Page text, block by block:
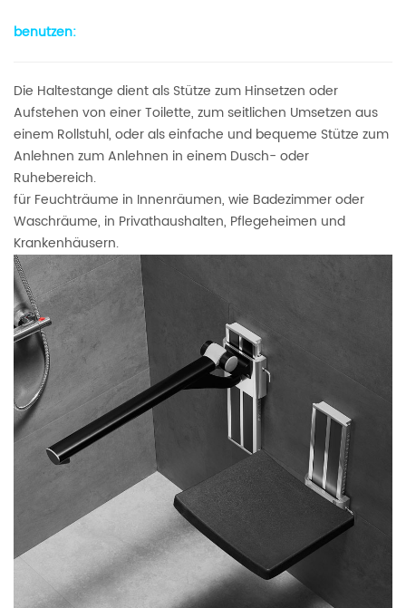
benutzen:
Die Haltestange dient als Stütze zum Hinsetzen oder
Aufstehen von einer Toilette, zum seitlichen Umsetzen aus
einem Rollstuhl, oder als einfache und bequeme Stütze zum
Anlehnen zum Anlehnen in einem Dusch- oder
Ruhebereich.
für Feuchträume in Innenräumen, wie Badezimmer oder
Waschräume, in Privathaushalten, Pflegeheimen und
Krankenhäusern.